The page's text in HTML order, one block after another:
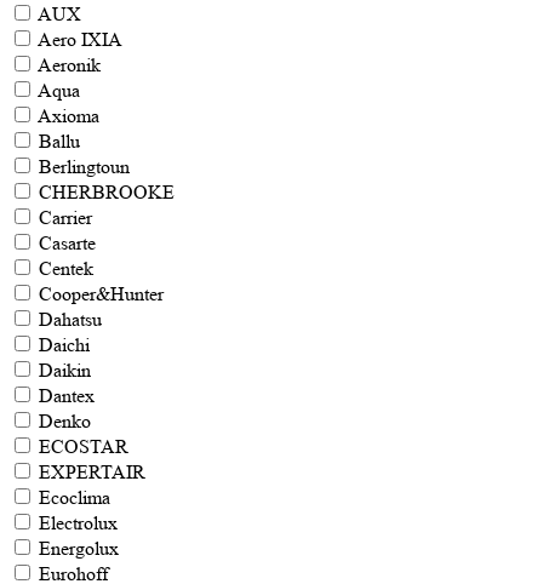
AUX
Aero IXIA
Aeronik
Aqua
Axioma
Ballu
Berlingtoun
CHERBROOKE
Carrier
Casarte
Centek
Cooper&Hunter
Dahatsu
Daichi
Daikin
Dantex
Denko
ECOSTAR
EXPERTAIR
Ecoclima
Electrolux
Energolux
Eurohoff